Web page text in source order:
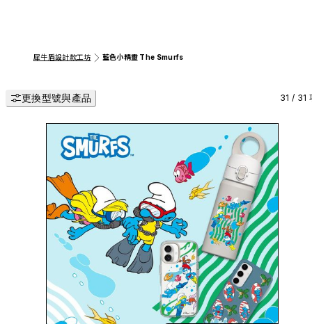
犀牛盾設計款工坊 藍色小精靈 The Smurfs
更換型號與產品 31 / 31